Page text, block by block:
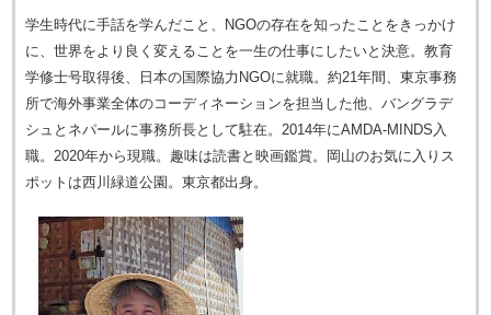
学生時代に手話を学んだこと、NGOの存在を知ったことをきっかけ
に、世界をより良く変えることを一生の仕事にしたいと決意。教育
学修士号取得後、日本の国際協力NGOに就職。約21年間、東京事務
所で海外事業全体のコーディネーションを担当した他、バングラデ
シュとネパールに事務所長として駐在。2014年にAMDA-MINDS入
職。2020年から現職。趣味は読書と映画鑑賞。岡山のお気に入りス
ポットは西川緑道公園。東京都出身。